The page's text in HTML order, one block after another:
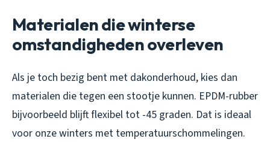
Materialen die winterse
omstandigheden overleven
Als je toch bezig bent met dakonderhoud, kies dan
materialen die tegen een stootje kunnen. EPDM-rubber
bijvoorbeeld blijft flexibel tot -45 graden. Dat is ideaal
voor onze winters met temperatuurschommelingen.